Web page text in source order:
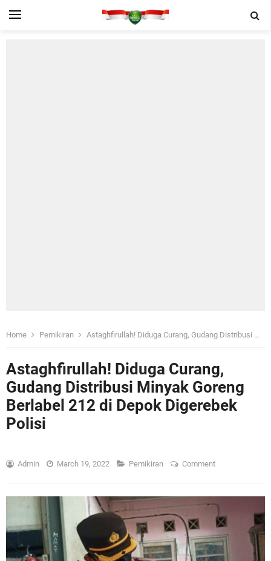
Home Pemikiran Astaghfirullah! Diduga Curang, Gudang Distribusi Minyak Goreng Berlabel 212 di Depok Digerebek Polisi
Astaghfirullah! Diduga Curang,
Gudang Distribusi Minyak Goreng
Berlabel 212 di Depok Digerebek
Polisi
Admin March 19, 2022 Pemikiran Comment